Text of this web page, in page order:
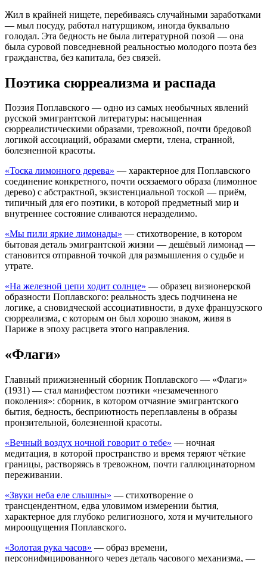
Жил в крайней нищете, перебиваясь случайными заработками
— мыл посуду, работал натурщиком, иногда буквально
голодал. Эта бедность не была литературной позой — она
была суровой повседневной реальностью молодого поэта без
гражданства, без капитала, без связей.
Поэтика сюрреализма и распада
Поэзия Поплавского — одно из самых необычных явлений
русской эмигрантской литературы: насыщенная
сюрреалистическими образами, тревожной, почти бредовой
логикой ассоциаций, образами смерти, тлена, странной,
болезненной красоты.
«Тоска лимонного дерева» — характерное для Поплавского
соединение конкретного, почти осязаемого образа (лимонное
дерево) с абстрактной, экзистенциальной тоской — приём,
типичный для его поэтики, в которой предметный мир и
внутреннее состояние сливаются неразделимо.
«Мы пили яркие лимонады» — стихотворение, в котором
бытовая деталь эмигрантской жизни — дешёвый лимонад —
становится отправной точкой для размышления о судьбе и
утрате.
«На железной цепи ходит солнце» — образец визионерской
образности Поплавского: реальность здесь подчинена не
логике, а сновидческой ассоциативности, в духе французского
сюрреализма, с которым он был хорошо знаком, живя в
Париже в эпоху расцвета этого направления.
«Флаги»
Главный прижизненный сборник Поплавского — «Флаги»
(1931) — стал манифестом поэтики «незамеченного
поколения»: сборник, в котором отчаяние эмигрантского
бытия, бедность, бесприютность переплавлены в образы
пронзительной, болезненной красоты.
«Вечный воздух ночной говорит о тебе» — ночная
медитация, в которой пространство и время теряют чёткие
границы, растворяясь в тревожном, почти галлюцинаторном
переживании.
«Звуки неба еле слышны» — стихотворение о
трансцендентном, едва уловимом измерении бытия,
характерное для глубоко религиозного, хотя и мучительного
мироощущения Поплавского.
«Золотая рука часов» — образ времени,
персонифицированного через деталь часового механизма, —